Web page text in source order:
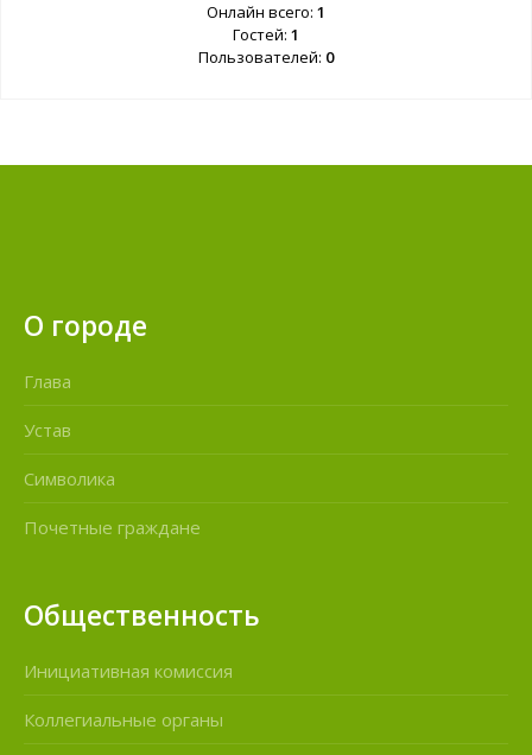
Онлайн всего: 1
Гостей: 1
Пользователей: 0
О городе
Глава
Устав
Символика
Почетные граждане
Общественность
Инициативная комиссия
Коллегиальные органы